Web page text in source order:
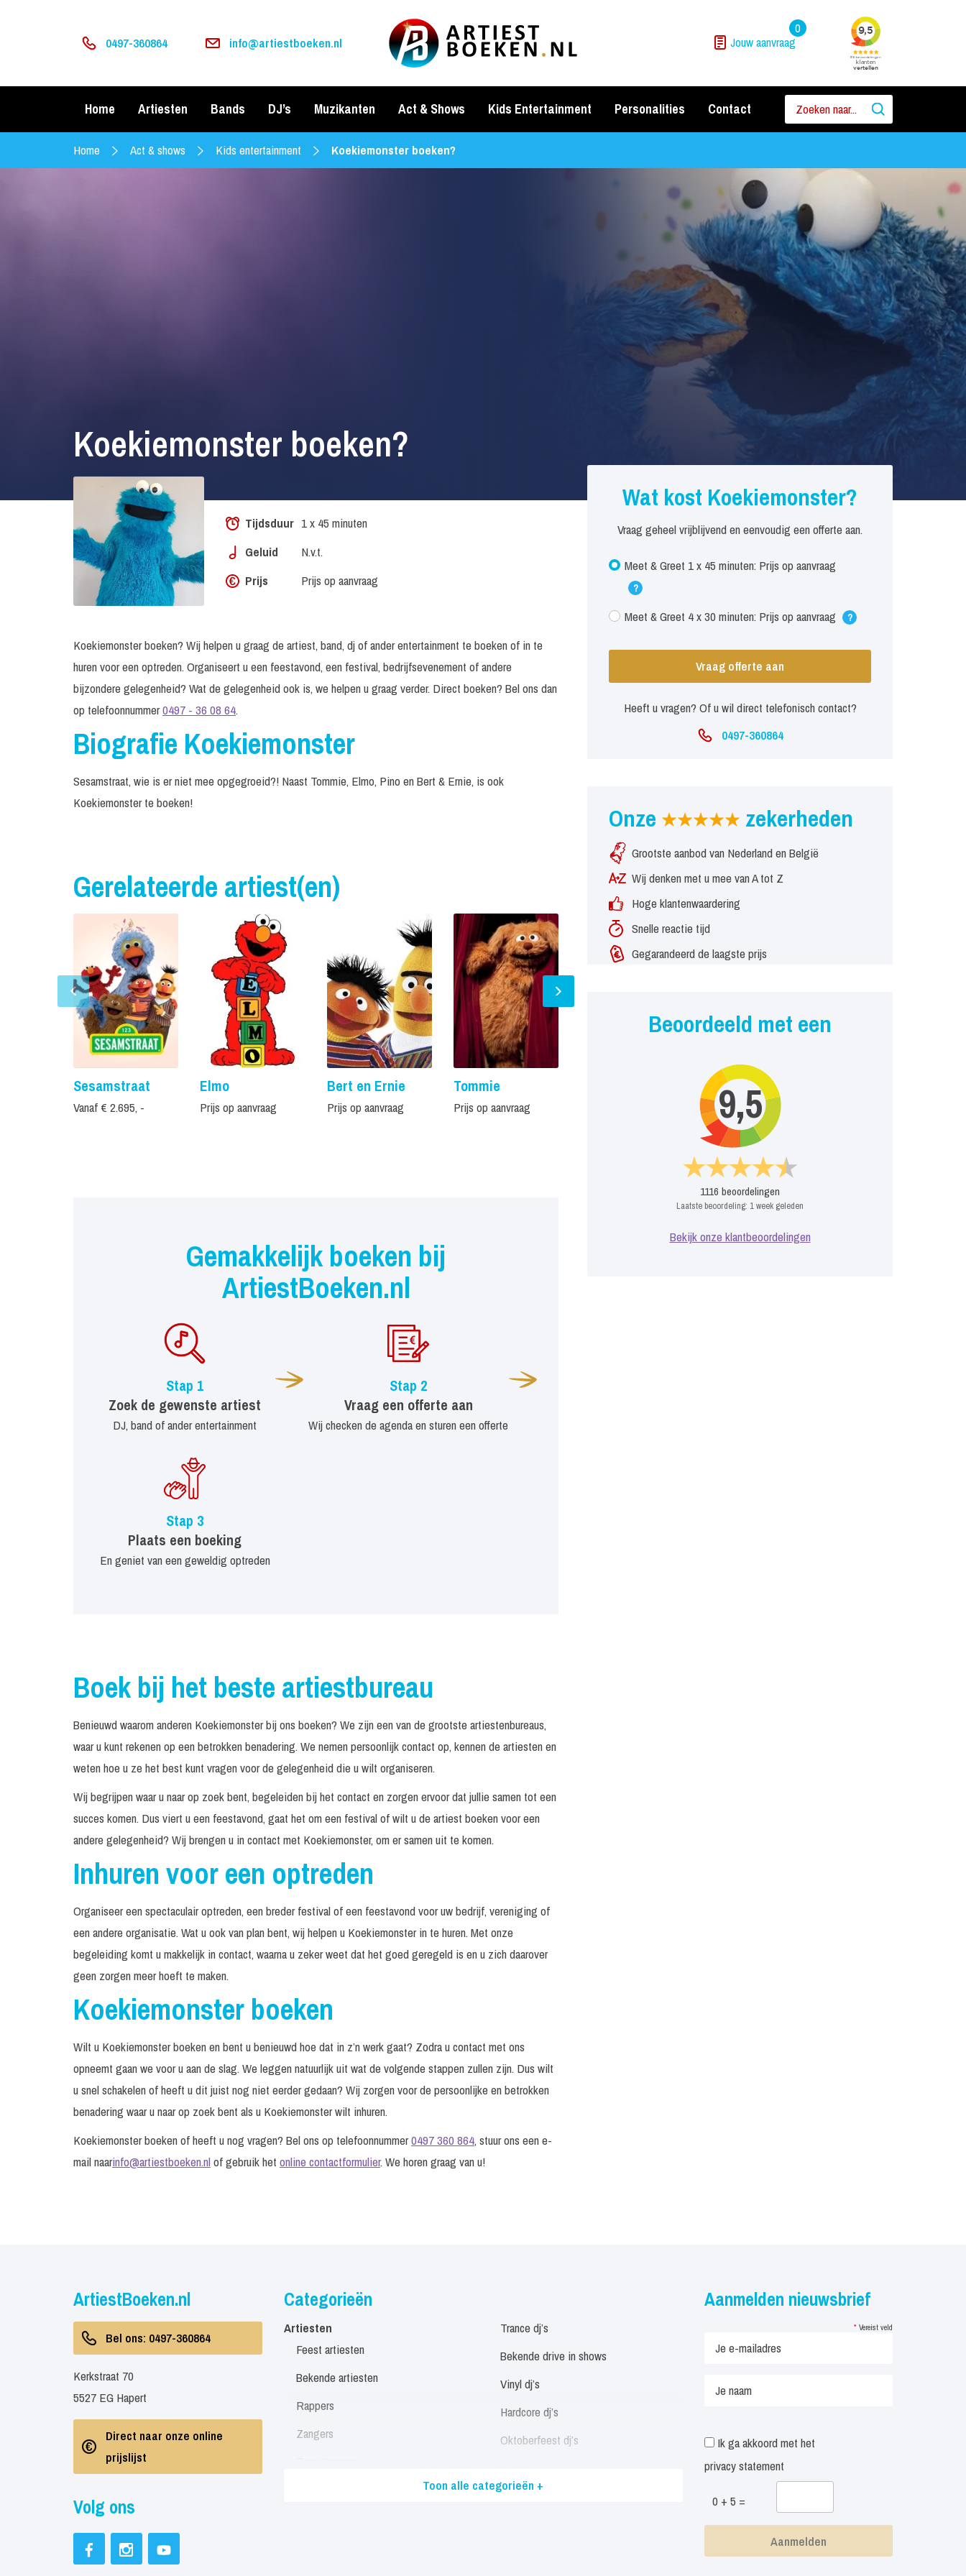
0497-360864 info@artiestboeken.nl Jouw aanvraag
0
Home Artiesten Bands DJ’s Muzikanten Act & Shows Kids Entertainment Personalities Contact
Home Act & shows Kids entertainment Koekiemonster boeken?
Koekiemonster boeken?
Tijdsduur 1 x 45 minuten
Geluid
N.v.t.
Prijs
Prijs op aanvraag
Koekiemonster boeken? Wij helpen u graag de artiest, band, dj of ander entertainment te boeken of in te
huren voor een optreden. Organiseert u een feestavond, een festival, bedrijfsevenement of andere
bijzondere gelegenheid? Wat de gelegenheid ook is, we helpen u graag verder. Direct boeken? Bel ons dan
op telefoonnummer0497 - 36 08 64.
Biografie Koekiemonster
Sesamstraat, wie is er niet mee opgegroeid?! Naast Tommie, Elmo, Pino en Bert & Ernie, is ook
Koekiemonster te boeken!
Wat kost Koekiemonster?
Vraag geheel vrijblijvend en eenvoudig een offerte aan.
Meet & Greet 1 x 45 minuten: Prijs op aanvraag
?
Meet & Greet 4 x 30 minuten: Prijs op aanvraag ?
Vraag offerte aan
Heeft u vragen? Of u wil direct telefonisch contact?
0497-360864
Onze zekerheden
Grootste aanbod van Nederland en België
Wij denken met u mee van A tot Z
Hoge klantenwaardering
Snelle reactie tijd
Gegarandeerd de laagste prijs
Beoordeeld met een
9,5
1116 beoordelingen
Laatste beoordeling: 1 week geleden
Bekijk onze klantbeoordelingen
Gerelateerde artiest(en)
Sesamstraat
Vanaf € 2.695, -
Elmo
Prijs op aanvraag
Bert en Ernie
Prijs op aanvraag
Tommie
Prijs op aanvraag
Buurman en
Buurman
Prijs op aanvraag
Gemakkelijk boeken bij
ArtiestBoeken.nl
Stap 1
Zoek de gewenste artiest
DJ, band of ander entertainment
Stap 2
Vraag een offerte aan
Wij checken de agenda en sturen een offerte
Stap 3
Plaats een boeking
En geniet van een geweldig optreden
Boek bij het beste artiestbureau
Benieuwd waarom anderen Koekiemonster bij ons boeken? We zijn een van de grootste artiestenbureaus,
waar u kunt rekenen op een betrokken benadering. We nemen persoonlijk contact op, kennen de artiesten en
weten hoe u ze het best kunt vragen voor de gelegenheid die u wilt organiseren.
Wij begrijpen waar u naar op zoek bent, begeleiden bij het contact en zorgen ervoor dat jullie samen tot een
succes komen. Dus viert u een feestavond, gaat het om een festival of wilt u de artiest boeken voor een
andere gelegenheid? Wij brengen u in contact met Koekiemonster, om er samen uit te komen.
Inhuren voor een optreden
Organiseer een spectaculair optreden, een breder festival of een feestavond voor uw bedrijf, vereniging of
een andere organisatie. Wat u ook van plan bent, wij helpen u Koekiemonster in te huren. Met onze
begeleiding komt u makkelijk in contact, waarna u zeker weet dat het goed geregeld is en u zich daarover
geen zorgen meer hoeft te maken.
Koekiemonster boeken
Wilt u Koekiemonster boeken en bent u benieuwd hoe dat in z’n werk gaat? Zodra u contact met ons
opneemt gaan we voor u aan de slag. We leggen natuurlijk uit wat de volgende stappen zullen zijn. Dus wilt
u snel schakelen of heeft u dit juist nog niet eerder gedaan? Wij zorgen voor de persoonlijke en betrokken
benadering waar u naar op zoek bent als u Koekiemonster wilt inhuren.
Koekiemonster boeken of heeft u nog vragen? Bel ons op telefoonnummer0497 360 864, stuur ons een e-
mail naarinfo@artiestboeken.nlof gebruik het online contactformulier. We horen graag van u!
ArtiestBoeken.nl
Bel ons: 0497-360864
Kerkstraat 70
5527 EG Hapert
Direct naar onze online
prijslijst
Volg ons
Categorieën
Artiesten
Feest artiesten
Bekende artiesten
Rappers
Zangers
Trance dj’s
Bekende drive in shows
Vinyl dj’s
Hardcore dj’s
Oktoberfeest dj’s
Alle dj’s
Toon alle categorieën +
Aanmelden nieuwsbrief
* Vereist veld
Ik ga akkoord met het
privacy statement
0 + 5 =